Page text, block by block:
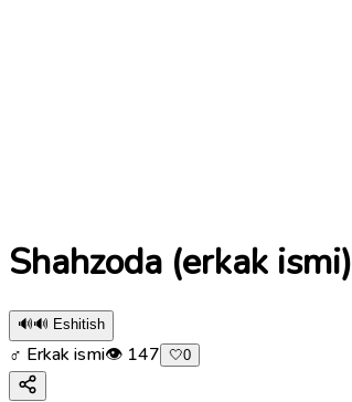
Shahzoda (erkak ismi)
🔊🔊 Eshitish
♂ Erkak ismi👁 147 🤍0